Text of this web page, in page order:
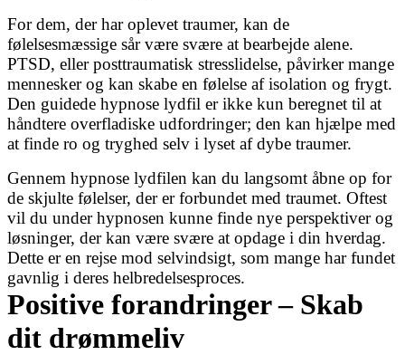
For dem, der har oplevet traumer, kan de
følelsesmæssige sår være svære at bearbejde alene.
PTSD, eller posttraumatisk stresslidelse, påvirker mange
mennesker og kan skabe en følelse af isolation og frygt.
Den guidede hypnose lydfil er ikke kun beregnet til at
håndtere overfladiske udfordringer; den kan hjælpe med
at finde ro og tryghed selv i lyset af dybe traumer.
Gennem hypnose lydfilen kan du langsomt åbne op for
de skjulte følelser, der er forbundet med traumet. Oftest
vil du under hypnosen kunne finde nye perspektiver og
løsninger, der kan være svære at opdage i din hverdag.
Dette er en rejse mod selvindsigt, som mange har fundet
gavnlig i deres helbredelsesproces.
Positive forandringer – Skab
dit drømmeliv